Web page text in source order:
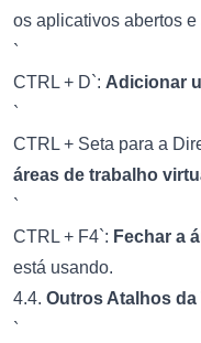
os aplicativos abertos
`
CTRL + D`: Adicionar
`
CTRL + Seta para a
áreas de trabalho
`
CTRL + F4`: Fechar a
está usando.
4.4. Outros Atalhos da
`